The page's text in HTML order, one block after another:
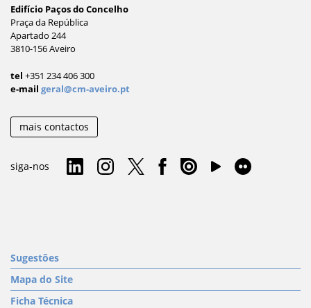
Edifício Paços do Concelho
Praça da República
Apartado 244
3810-156 Aveiro
tel +351 234 406 300
e-mail geral@cm-aveiro.pt
mais contactos
siga-nos
Sugestões
Mapa do Site
Ficha Técnica